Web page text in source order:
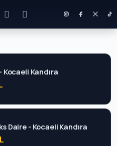
Kocaeli Kandıra
Daire - Kocaeli Kandıra